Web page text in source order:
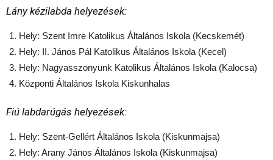
Lány kézilabda helyezések:
Hely: Szent Imre Katolikus Általános Iskola (Kecskemét)
Hely: II. János Pál Katolikus Általános Iskola (Kecel)
Hely: Nagyasszonyunk Katolikus Általános Iskola (Kalocsa)
Központi Általános Iskola Kiskunhalas
Fiú labdarúgás helyezések:
Hely: Szent-Gellért Általános Iskola (Kiskunmajsa)
Hely: Arany János Általános Iskola (Kiskunmajsa)